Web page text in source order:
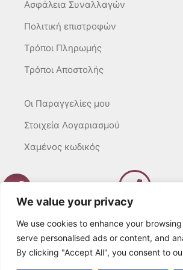
We value your privacy
We use cookies to enhance your
serve personalised ads or content, and
By clicking "Accept All", you consent to
Ασφάλεια Συναλλαγών
Πολιτική επιστροφών
Τρόποι Πληρωμής
Τρόποι Αποστολής
Οι Παραγγελίες μου
Στοιχεία Λογαριασμού
Χαμένος κωδικός
Καλέστε μας
Δευτ – Τετ. – Σαβ. : 10:00 –
Τρίτ. – Πέμπτ. – Παρ. : 10:00